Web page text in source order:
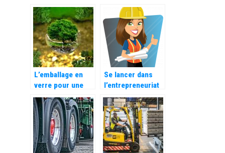
lancer dans
l’entrepreneuriat
tarifs pratiqués
par les
entreprises
spécialisées
L’emballage en
verre pour une
conservation
écologique
Se lancer dans
l’entrepreneuriat
pour gagner sa
vie